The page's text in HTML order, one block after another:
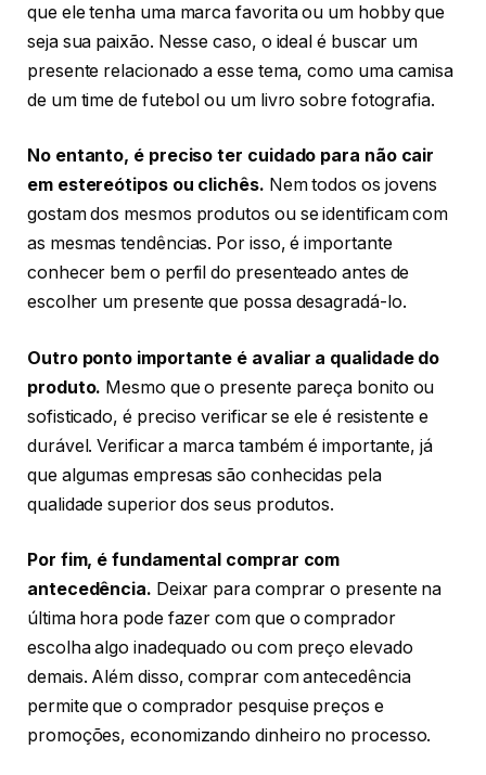
que ele tenha uma marca favorita ou um hobby que
seja sua paixão. Nesse caso, o ideal é buscar um
presente relacionado a esse tema, como uma camisa
de um time de futebol ou um livro sobre fotografia.
No entanto, é preciso ter cuidado para não cair
em estereótipos ou clichês. Nem todos os jovens
gostam dos mesmos produtos ou se identificam com
as mesmas tendências. Por isso, é importante
conhecer bem o perfil do presenteado antes de
escolher um presente que possa desagradá-lo.
Outro ponto importante é avaliar a qualidade do
produto. Mesmo que o presente pareça bonito ou
sofisticado, é preciso verificar se ele é resistente e
durável. Verificar a marca também é importante, já
que algumas empresas são conhecidas pela
qualidade superior dos seus produtos.
Por fim, é fundamental comprar com
antecedência. Deixar para comprar o presente na
última hora pode fazer com que o comprador
escolha algo inadequado ou com preço elevado
demais. Além disso, comprar com antecedência
permite que o comprador pesquise preços e
promoções, economizando dinheiro no processo.